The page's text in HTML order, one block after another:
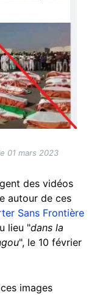
01 mars 2023
des vidéos
autour de ces
Sans Frontière
lieu "dans la
", le 10 février
images